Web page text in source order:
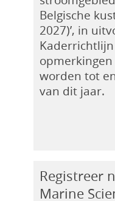
Belgische
2027)’, in
Kaderrichtlijn
worden tot
van dit jaar.
Registreer
Marine